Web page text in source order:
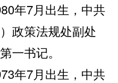
年7月出生，中共
政策法规处副处
一书记。
年7月出生，中共